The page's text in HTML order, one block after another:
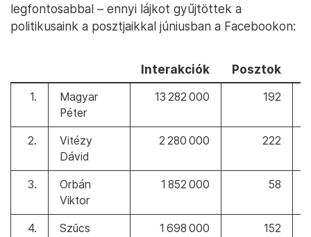
legfontosabbal – ennyi lájkot gyűjtöttek a
politikusaink a posztjaikkal júniusban a Facebookon:
Interakciók Posztok
1.
Magyar
Péter
13 282 000 192
2.
Vitézy
Dávid
2 280 000 222
3.
Orbán
Viktor
1 852 000 58
4.
Szűcs
1 698 000 152